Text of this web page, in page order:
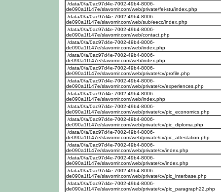
/data/0/a/0ac97d4e-7002-49b4-8006-
de090a1f147e/slavomir.com/web/private/fei-stu/index.php
/data/0/a/0ac97d4e-7002-49b4-8006-
de090a1f147e/slavomir.com/web/sub/eecc/index.php
/data/0/a/0ac97d4e-7002-49b4-8006-
de090a1f147e/slavomir.com/web/contact.php
/data/0/a/0ac97d4e-7002-49b4-8006-
de090a1f147e/slavomir.com/web/index.php
/data/0/a/0ac97d4e-7002-49b4-8006-
de090a1f147e/slavomir.com/web/index.php
/data/0/a/0ac97d4e-7002-49b4-8006-
de090a1f147e/slavomir.com/web/private/cv/profile.php
/data/0/a/0ac97d4e-7002-49b4-8006-
de090a1f147e/slavomir.com/web/private/cv/experiences.php
/data/0/a/0ac97d4e-7002-49b4-8006-
de090a1f147e/slavomir.com/web/index.php
/data/0/a/0ac97d4e-7002-49b4-8006-
de090a1f147e/slavomir.com/web/private/cv/pic_economics.php
/data/0/a/0ac97d4e-7002-49b4-8006-
de090a1f147e/slavomir.com/web/private/cv/pic_diploma.php
/data/0/a/0ac97d4e-7002-49b4-8006-
de090a1f147e/slavomir.com/web/private/cv/pic_attestation.php
/data/0/a/0ac97d4e-7002-49b4-8006-
de090a1f147e/slavomir.com/web/private/cv/index.php
/data/0/a/0ac97d4e-7002-49b4-8006-
de090a1f147e/slavomir.com/web/private/cv/index.php
/data/0/a/0ac97d4e-7002-49b4-8006-
de090a1f147e/slavomir.com/web/private/cv/pic_interbase.php
/data/0/a/0ac97d4e-7002-49b4-8006-
de090a1f147e/slavomir.com/web/private/cv/pic_paragraph22.php